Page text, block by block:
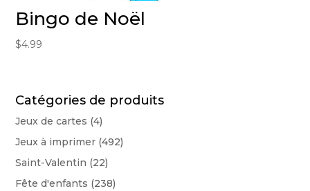
Bingo de Noël
$4.99
Catégories de produits
Jeux de cartes (4)
Jeux à imprimer (492)
Saint-Valentin (22)
Fête d'enfants (238)